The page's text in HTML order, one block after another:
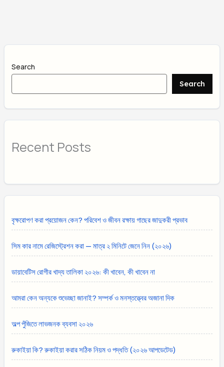
Search
Search
Recent Posts
বৃক্ষরোপণ করা প্রয়োজন কেন? পরিবেশ ও জীবন রক্ষায় গাছের জাদুকরী প্রভাব
সিম কার নামে রেজিস্ট্রেশন করা — মাত্র ২ মিনিটে জেনে নিন (২০২৬)
ডায়াবেটিস রোগীর খাদ্য তালিকা ২০২৬: কী খাবেন, কী খাবেন না
আমরা কেন অন্যকে শুভেচ্ছা জানাই? সম্পর্ক ও মনস্তত্ত্বের অজানা দিক
অল্প পুঁজিতে লাভজনক ব্যবসা ২০২৬
রুকাইয়া কি? রুকাইয়া করার সঠিক নিয়ম ও পদ্ধতি (২০২৬ আপডেটেড)